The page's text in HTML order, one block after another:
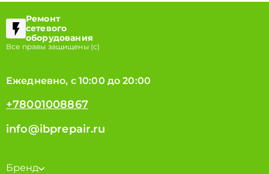
Ремонт
сетевого
оборудования
Все правы защищены (с)
Ежедневно, с 10:00 до 20:00
+78001008867
info@ibprepair.ru
Бренд